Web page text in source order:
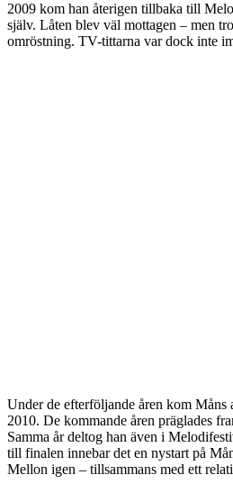
2009 kom han återigen tillbaka till
själv. Låten blev väl mottagen – men
omröstning. TV-tittarna var dock inte
Under de efterföljande åren kom
2010. De kommande åren präglades
Samma år deltog han även i
till finalen innebar det en nystart på
Mellon igen – tillsammans med ett